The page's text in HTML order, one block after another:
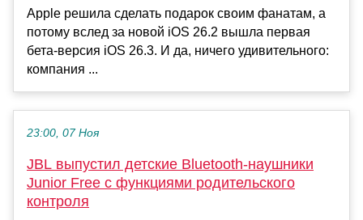
Apple решила сделать подарок своим фанатам, а
потому вслед за новой iOS 26.2 вышла первая
бета-версия iOS 26.3. И да, ничего удивительного:
компания ...
23:00, 07 Ноя
JBL выпустил детские Bluetooth-наушники
Junior Free с функциями родительского
контроля